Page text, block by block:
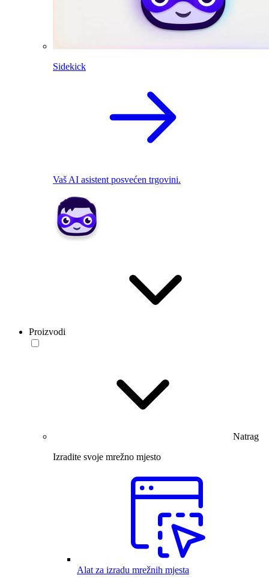
Sidekick
Vaš AI asistent posvećen trgovini.
Proizvodi
Natrag
Izradite svoje mrežno mjesto
Alat za izradu mrežnih mjesta